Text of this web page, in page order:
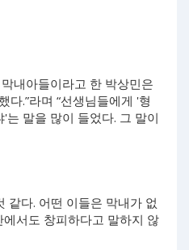
내아들이라고 한 박상민은
다.”라며 “선생님들에게 '형
는 말을 많이 들었다. 그 말이
같다. 어떤 이들은 막내가 없
서도 창피하다고 말하지 않